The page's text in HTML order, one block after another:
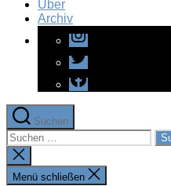
Über
Archiv
Instagram
Twitter
Facebook
Suchen
Suchen
nach:
Suche
schließen
Menü schließen